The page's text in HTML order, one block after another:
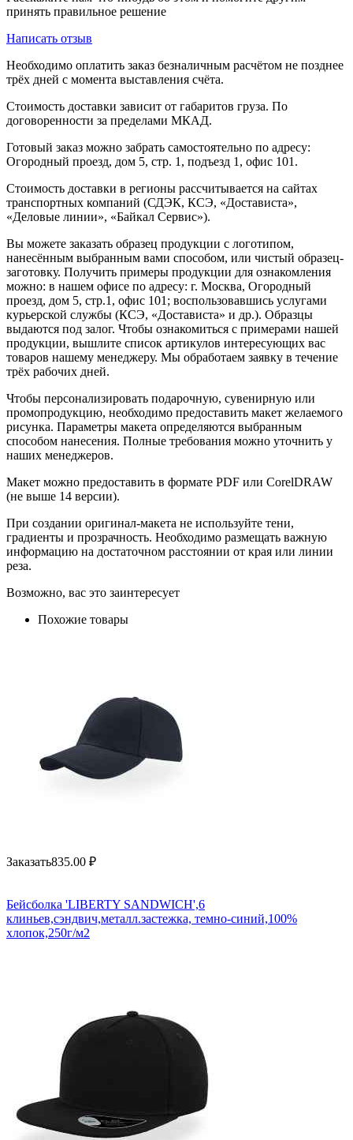
принять правильное решение
Написать отзыв
Необходимо оплатить заказ безналичным расчётом не позднее
трёх дней с момента выставления счёта.
Стоимость доставки зависит от габаритов груза. По
договоренности за пределами МКАД.
Готовый заказ можно забрать самостоятельно по адресу:
Огородный проезд, дом 5, стр. 1, подъезд 1, офис 101.
Стоимость доставки в регионы рассчитывается на сайтах
транспортных компаний (СДЭК, КСЭ, «Достависта»,
«Деловые линии», «Байкал Сервис»).
Вы можете заказать образец продукции с логотипом,
нанесённым выбранным вами способом, или чистый образец-
заготовку. Получить примеры продукции для ознакомления
можно: в нашем офисе по адресу: г. Москва, Огородный
проезд, дом 5, стр.1, офис 101; воспользовавшись услугами
курьерской службы (КСЭ, «Достависта» и др.). Образцы
выдаются под залог. Чтобы ознакомиться с примерами нашей
продукции, вышлите список артикулов интересующих вас
товаров нашему менеджеру. Мы обработаем заявку в течение
трёх рабочих дней.
Чтобы персонализировать подарочную, сувенирную или
промопродукцию, необходимо предоставить макет желаемого
рисунка. Параметры макета определяются выбранным
способом нанесения. Полные требования можно уточнить у
наших менеджеров.
Макет можно предоставить в формате PDF или CorelDRAW
(не выше 14 версии).
При создании оригинал-макета не используйте тени,
градиенты и прозрачность. Необходимо размещать важную
информацию на достаточном расстоянии от края или линии
реза.
Возможно, вас это заинтересует
Похожие товары
Заказать835.00 ₽
Бейсболка 'LIBERTY SANDWICH',6
клиньев,сэндвич,металл.застежка, темно-синий,100%
хлопок,250г/м2